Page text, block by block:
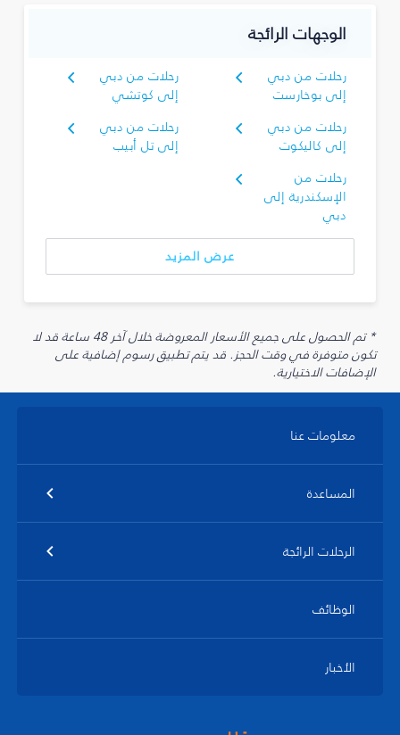
الوجهات الرائجة
رحلات من دبي
إلى بوخارست
رحلات من دبي
إلى كوتشي
رحلات من دبي
إلى كاليكوت
رحلات من دبي
إلى تل أبيب
رحلات من
الإسكندرية إلى
دبي
عرض المزيد
* تم الحصول على جميع الأسعار المعروضة خلال آخر 48 ساعة قد لا
تكون متوفرة في وقت الحجز. قد يتم تطبيق رسوم إضافية على
الإضافات الاختيارية.
معلومات عنا
المساعدة
الرحلات الرائجة
الوظائف
الأخبار